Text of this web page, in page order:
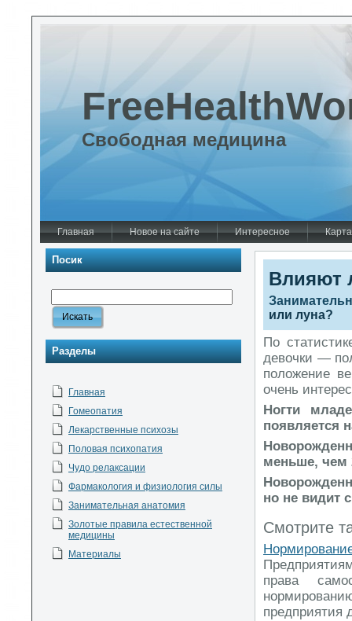
Свободная медицина
Главная Новое на сайте Интересное
Посик
Разделы
Главная
Гомеопатия
Лекарственные психозы
Половая психопатия
Чудо релаксации
Фармакология и физиология силы
Занимательная анатомия
Золотые правила естественной
медицины
Материалы
Влияют
или луна?
По
девочки —
положение
очень
Ногти
появляется
меньше, чем
но не видит
Смотрите
права
предприятия